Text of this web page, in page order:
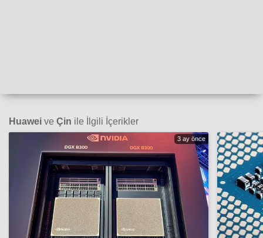
Huawei ve Çin ile İlgili İçerikler
3 ay önce